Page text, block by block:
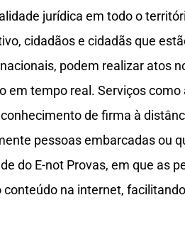
jurídica em todo o
cidadãos e cidadãs que
podem realizar atos
em tempo real. Serviços como
de firma à
pessoas embarcadas ou
do E-not Provas, em que as
na internet,